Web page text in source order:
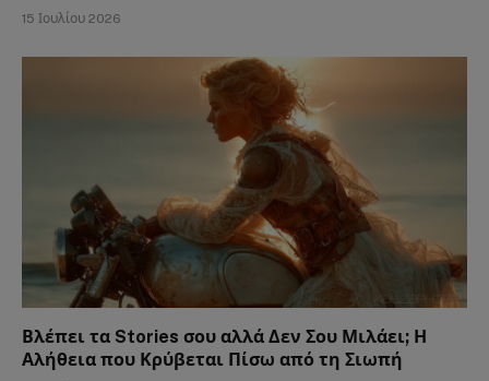
15 Ιουλίου 2026
Βλέπει τα Stories σου αλλά Δεν Σου Μιλάει; Η
Αλήθεια που Κρύβεται Πίσω από τη Σιωπή